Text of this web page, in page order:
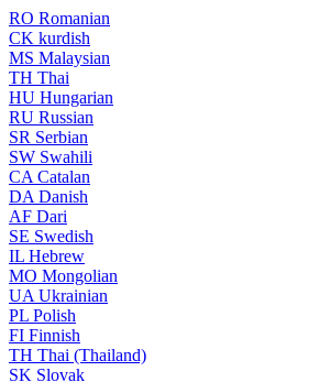
RO Romanian
CK kurdish
MS Malaysian
TH Thai
HU Hungarian
RU Russian
SR Serbian
SW Swahili
CA Catalan
DA Danish
AF Dari
SE Swedish
IL Hebrew
MO Mongolian
UA Ukrainian
PL Polish
FI Finnish
TH Thai (Thailand)
SK Slovak